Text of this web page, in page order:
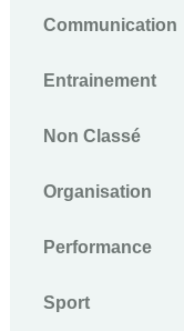
Communication
Entrainement
Non Classé
Organisation
Performance
Sport